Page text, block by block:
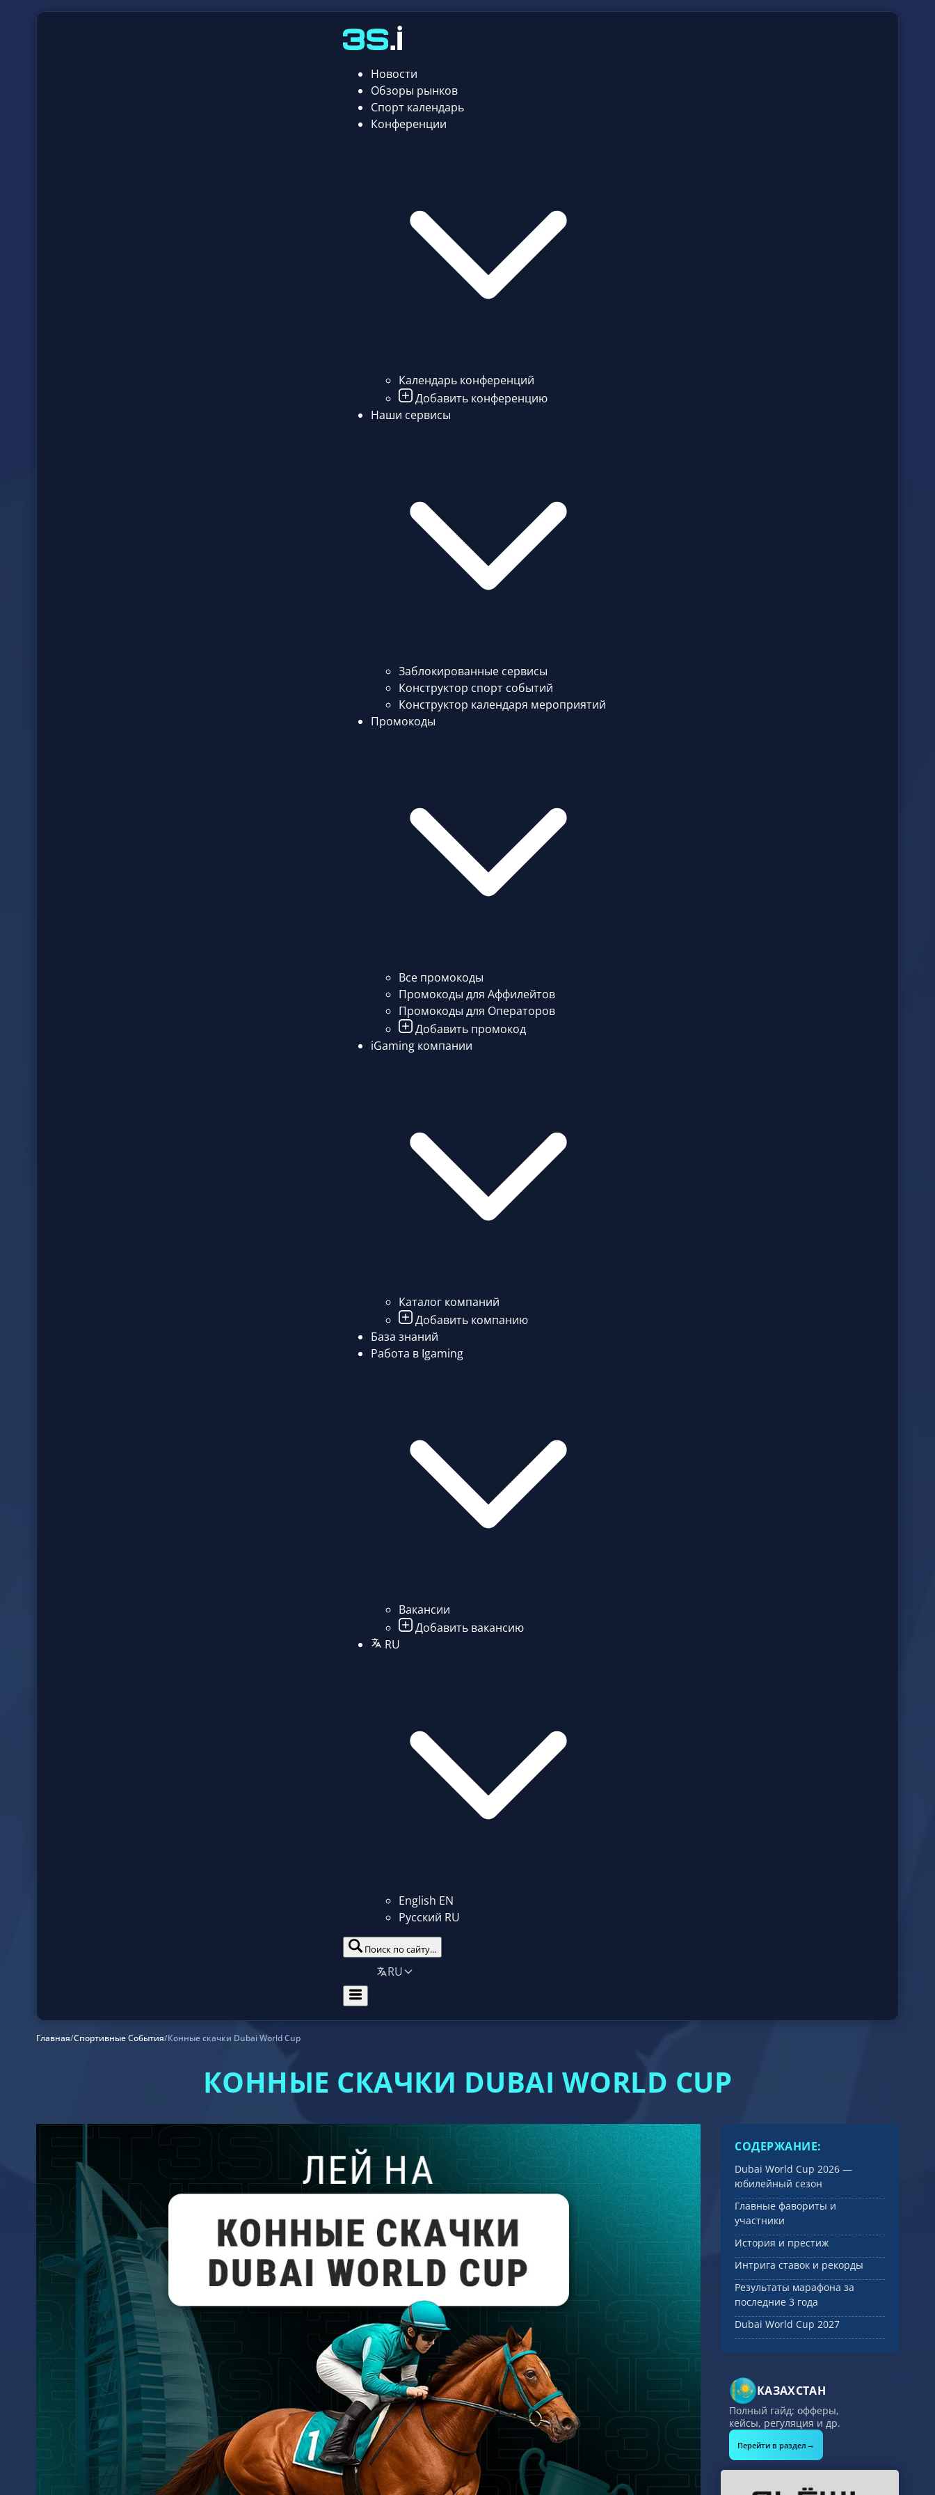
Новости
Обзоры рынков
Спорт календарь
Конференции
Календарь конференций
Добавить конференцию
Наши сервисы
Заблокированные сервисы
Конструктор спорт событий
Конструктор календаря мероприятий
Промокоды
Все промокоды
Промокоды для Аффилейтов
Промокоды для Операторов
Добавить промокод
iGaming компании
Каталог компаний
Добавить компанию
База знаний
Работа в Igaming
Вакансии
Добавить вакансию
RU
English EN
Русский RU
Поиск по сайту...
RU
Главная/Спортивные События/Конные скачки Dubai World Cup
КОННЫЕ СКАЧКИ DUBAI WORLD CUP
СОДЕРЖАНИЕ:
Dubai World Cup 2026 —
юбилейный сезон
Главные фавориты и
участники
История и престиж
Интрига ставок и рекорды
Результаты марафона за
последние 3 года
Dubai World Cup 2027
КАЗАХСТАН
Полный гайд: офферы,
кейсы, регуляция и др.
Перейти в раздел →